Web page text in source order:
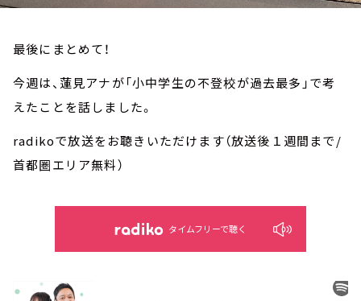
最後にまとめて！
今週は、蓮見アナが「小中学生の不登校が過去最多」で考
えたことを話しました。
radikoで放送をお聴きいただけます（放送後１週間まで/
首都圏エリア無料）
タイムフリーで聴く